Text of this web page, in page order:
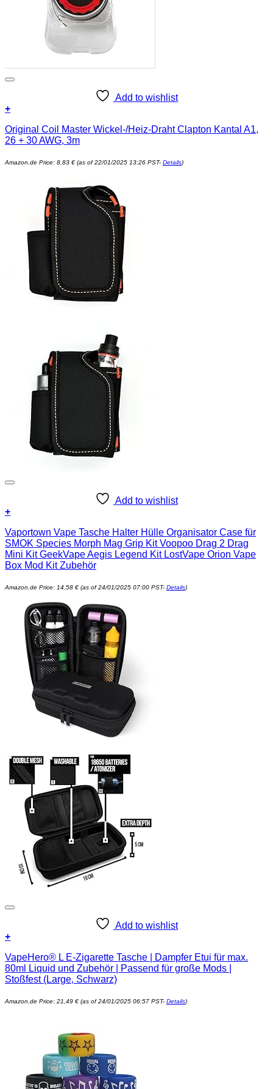
Add to wishlist
+
Original Coil Master Wickel-/Heiz-Draht Clapton Kantal A1,
26 + 30 AWG, 3m
Amazon.de Price: 8,83 € (as of 22/01/2025 13:26 PST- Details)
Add to wishlist
+
Vaportown Vape Tasche Halter Hülle Organisator Case für
SMOK Species Morph Mag Grip Kit Voopoo Drag 2 Drag
Mini Kit GeekVape Aegis Legend Kit LostVape Orion Vape
Box Mod Kit Zubehör
Amazon.de Price: 14,58 € (as of 24/01/2025 07:00 PST- Details)
Add to wishlist
+
VapeHero® L E-Zigarette Tasche | Dampfer Etui für max.
80ml Liquid und Zubehör | Passend für große Mods |
Stoßfest (Large, Schwarz)
Amazon.de Price: 21,49 € (as of 24/01/2025 06:57 PST- Details)